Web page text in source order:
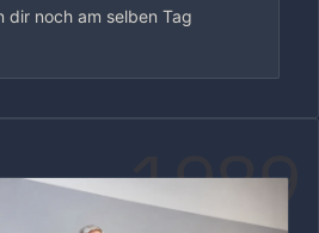
dir noch am selben Tag
1989